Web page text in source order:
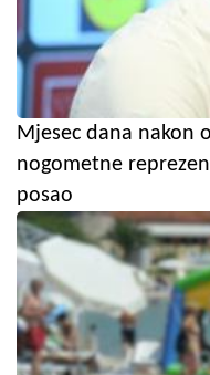
Mjesec dana nakon
nogometne
posao